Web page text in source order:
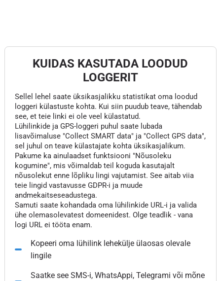
KUIDAS KASUTADA LOODUD
LOGGERIT
Sellel lehel saate üksikasjalikku statistikat oma loodud
loggeri külastuste kohta. Kui siin puudub teave, tähendab
see, et teie linki ei ole veel külastatud.
Lühilinkide ja GPS-loggeri puhul saate lubada
lisavõimaluse "Collect SMART data" ja "Collect GPS data",
sel juhul on teave külastajate kohta üksikasjalikum.
Pakume ka ainulaadset funktsiooni "Nõusoleku
kogumine", mis võimaldab teil koguda kasutajalt
nõusolekut enne lõpliku lingi vajutamist. See aitab viia
teie lingid vastavusse GDPR-i ja muude
andmekaitseseadustega.
Samuti saate kohandada oma lühilinkide URL-i ja valida
ühe olemasolevatest domeenidest. Olge teadlik - vana
logi URL ei tööta enam.
Kopeeri oma lühilink lehekülje ülaosas olevale
lingile
Saatke see SMS-i, WhatsAppi, Telegrami või mõne